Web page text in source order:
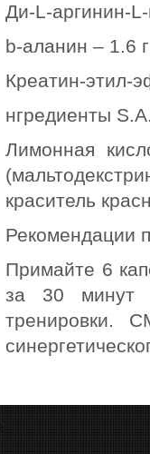
Ди-L-аргинин-
b-аланин – 1.6 г
Креатин-этил-
нгредиенты
Лимонная
краситель
Рекомендации
Примайте 6
за 30 минут
тренировки.